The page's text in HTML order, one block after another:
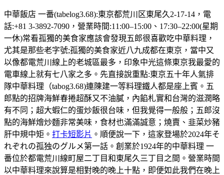
中華飯店 一番(tabelog3.68):東京都荒川区東尾久2-17-14，電
話:+81 3-3892-7090，營業時間:11:00–15:00、17:30–22:00(星期
一休)常看孤獨的美食家應該會發現五郎很喜歡吃中華料理，
尤其是那些老字號;孤獨的美食家近八九成都在東京，當中又
以像都電荒川線上的老城區最多，印象中光這條東京我最愛的
電車線上就有七八家之多。先直接說重點:東京五十年人氣排
隊中華料理（tabog3.68)連陳建一等料理鐵人都是座上賓。五
郎點的招牌海鮮春捲超酥又不油膩，內餡札實和台灣的滋潤略
有不同；超大蝦仁的蛋炒飯很台味，但我覺得一般般；五郎沒
點的海鮮燴炒麵非常美味，食材也滿滿誠意；燒賣、韭菜炒豬
肝中規中矩。 打卡短影片 。順便說一下，這家登場於2024年そ
れぞれの孤独のグルメ第一話。創業於1924年的中華料理 一
番位於都電荒川線町屋二丁目和東尾久三丁目之間。營業時間
以中華料理來說算是相對晚的晚上十點，即便如此我們在晚上